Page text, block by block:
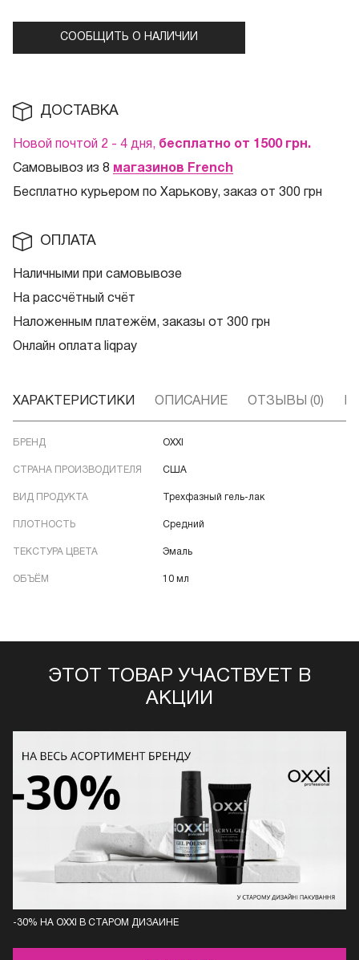
СООБЩИТЬ О НАЛИЧИИ
ДОСТАВКА
Новой почтой 2 - 4 дня, бесплатно от 1500 грн.
Самовывоз из 8 магазинов French
Бесплатно курьером по Харькову, заказ от 300 грн
ОПЛАТА
Наличными при самовывозе
На рассчётный счёт
Наложенным платежём, заказы от 300 грн
Онлайн оплата liqpay
ХАРАКТЕРИСТИКИ ОПИСАНИЕ ОТЗЫВЫ (0)
БРЕНД OXXI
СТРАНА ПРОИЗВОДИТЕЛЯ США
ВИД ПРОДУКТА Трехфазный гель-лак
ПЛОТНОСТЬ Средний
ТЕКСТУРА ЦВЕТА Эмаль
ОБЪЁМ 10 мл
ЭТОТ ТОВАР УЧАСТВУЕТ В
АКЦИИ
-30% НА OXXI В СТАРОМ ДИЗАЙНЕ